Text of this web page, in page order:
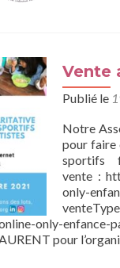
Vente
Publié le
Notre
pour faire
sportifs
vente :
only-
only-
pour